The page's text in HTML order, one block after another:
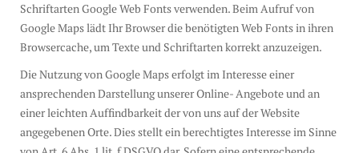
Schriftarten Google Web Fonts verwenden. Beim Aufruf von
Google Maps lädt Ihr Browser die benötigten Web Fonts in ihren
Browsercache, um Texte und Schriftarten korrekt anzuzeigen.
Die Nutzung von Google Maps erfolgt im Interesse einer
ansprechenden Darstellung unserer Online- Angebote und an
einer leichten Auffindbarkeit der von uns auf der Website
angegebenen Orte. Dies stellt ein berechtigtes Interesse im Sinne